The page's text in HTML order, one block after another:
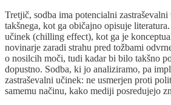
Tretjič, sodba ima potencialni
takšnega, kot ga običajno opisuje
učinek (chilling effect), kot ga je
novinarje zaradi strahu pred tožbami
o nosilcih moči, tudi kadar bi bilo takšno
dopustno. Sodba, ki jo analiziramo, pa
zastraševalni učinek: ne usmerjen proti
samemu načinu, kako mediji posredujejo